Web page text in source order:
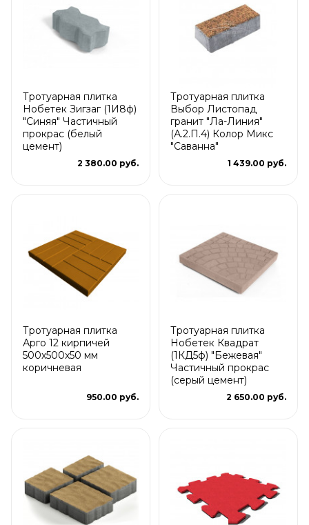
Тротуарная плитка
Нобетек Зигзаг (1И8ф)
"Синяя" Частичный
прокрас (белый
цемент)
2 380.00 руб.
Тротуарная плитка
Выбор Листопад
гранит "Ла-Линия"
(А.2.П.4) Колор Микс
"Саванна"
1 439.00 руб.
Тротуарная плитка
Арго 12 кирпичей
500x500x50 мм
коричневая
950.00 руб.
Тротуарная плитка
Нобетек Квадрат
(1КД5ф) "Бежевая"
Частичный прокрас
(серый цемент)
2 650.00 руб.